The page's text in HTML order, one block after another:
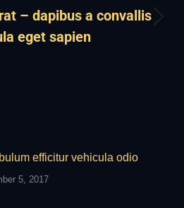
post:
– dapibus a convallis
eget sapien
efficitur vehicula odio
5, 2017